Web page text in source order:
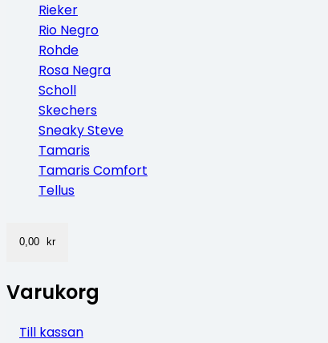
Rieker
Rio Negro
Rohde
Rosa Negra
Scholl
Skechers
Sneaky Steve
Tamaris
Tamaris Comfort
Tellus
0,00 kr
Varukorg
Till kassan